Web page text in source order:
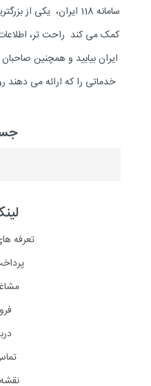
سامانه 118 ایران، یکی
کمک می کند راحت تر،
ایران بیابید و همچنین
خدماتی را که ارائه می دهند
تعرفه های ۱۱۸